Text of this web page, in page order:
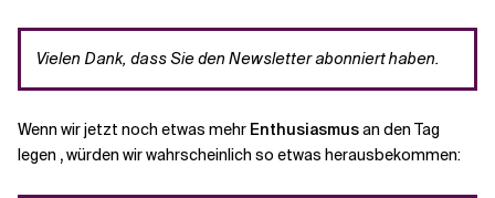
Vielen Dank, dass Sie den Newsletter abonniert haben.
Wenn wir jetzt noch etwas mehr Enthusiasmusan den Tag
legen ,würden wir wahrscheinlich so etwas herausbekommen: